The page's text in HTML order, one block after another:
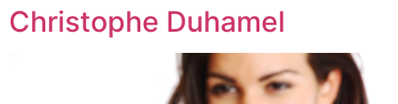
Christophe Duhamel